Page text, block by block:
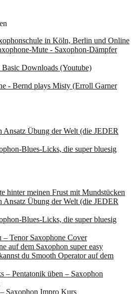
in Köln, Berlin und Online
Mute - Saxophon-Dämpfer
Downloads (Youtube)
- Bernd plays Misty (Erroll Garner
Ansatz Übung der Welt (die JEDER
Blues-Licks, die super bluesig
hinter meinen Frust mit Mundstücken
Ansatz Übung der Welt (die JEDER
Blues-Licks, die super bluesig
– Tenor Saxophone Cover
auf dem Saxophon super easy
du Smooth Operator auf dem
– Pentatonik üben – Saxophon
Saxophon Impro Kurs